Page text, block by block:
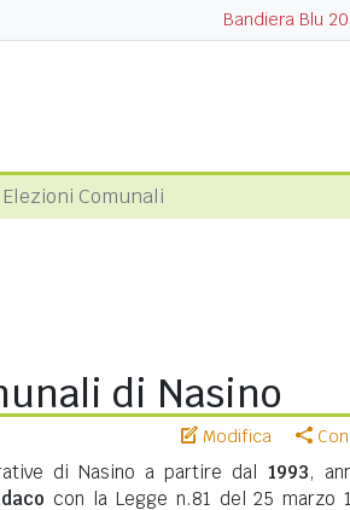
Bandiera Blu
Comunali
di Nasino
Modifica
di Nasino a partire dal 1993,
con la Legge n.81 del 25 marzo